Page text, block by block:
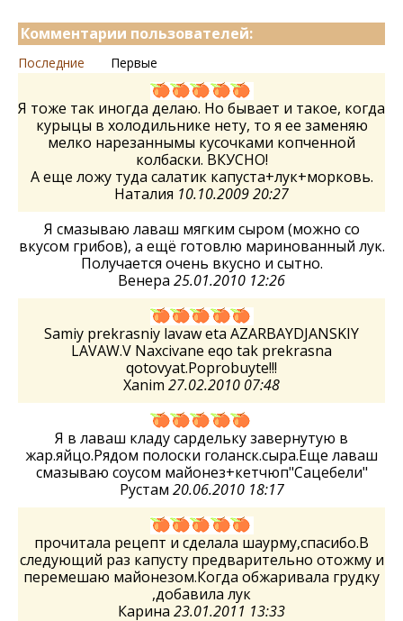
Комментарии пользователей:
Последние Первые
Я тоже так иногда делаю. Но бывает и такое, когда
курыцы в холодильнике нету, то я ее заменяю
мелко нарезаннымы кусочками копченной
колбаски. ВКУСНО!
А еще ложу туда салатик капуста+лук+морковь.
Наталия 10.10.2009 20:27
Я смазываю лаваш мягким сыром (можно со
вкусом грибов), а ещё готовлю маринованный лук.
Получается очень вкусно и сытно.
Венера 25.01.2010 12:26
Samiy prekrasniy lavaw eta AZARBAYDJANSKIY
LAVAW.V Naxcivane eqo tak prekrasna
qotovyat.Poprobuyte!!!
Xanim 27.02.2010 07:48
Я в лаваш кладу сардельку завернутую в
жар.яйцо.Рядом полоски голанск.сыра.Еще лаваш
смазываю соусом майонез+кетчюп"Сацебели"
Рустам 20.06.2010 18:17
прочитала рецепт и сделала шаурму,спасибо.В
следующий раз капусту предварительно отожму и
перемешаю майонезом.Когда обжаривала грудку
,добавила лук
Карина 23.01.2011 13:33